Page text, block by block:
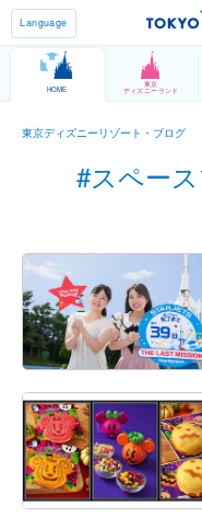
Language
HOME
東京
ディズニーランド
東京ディズニーリゾート・ブログ
#スペー